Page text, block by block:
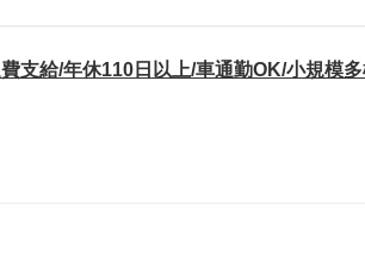
支給/年休110日以上/車通勤OK/小規模